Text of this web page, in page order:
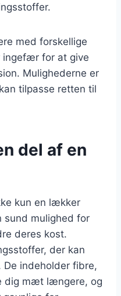
med forskellige
ingefær for at give
Mulighederne er
tilpasse retten til
del af en
kun en lækker
sund mulighed for
deres kost.
der kan
indeholder fibre,
dig mæt længere, og